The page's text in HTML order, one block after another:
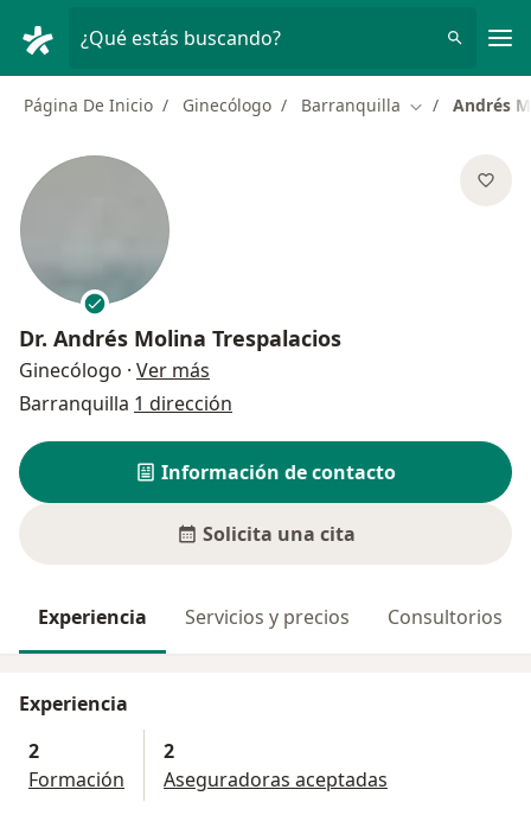
¿Qué estás buscando?
Página De Inicio Ginecólogo Barranquilla Cambiar de
Andrés
Dr. Andrés Molina Trespalacios
Ginecólogo · Ver más
Barranquilla 1 dirección
Información de contacto
Solicita una cita
Experiencia Servicios y precios Consultorios
Experiencia
2
Formación
2
Aseguradoras aceptadas